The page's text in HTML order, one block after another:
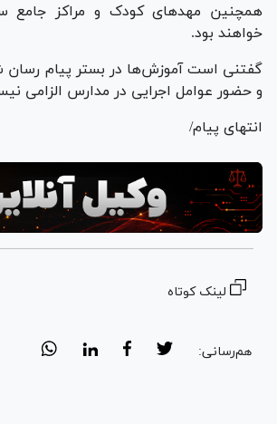
همچنین مهد‌های کودک و مراکز جامع
خواهند بود.
گفتنی است آموزش‌ها در بستر پیام رسان
و حضور عوامل اجرایی در مدارس الزامی
انتهای پیام/
لینک کوتاه
هم‌رسانی: